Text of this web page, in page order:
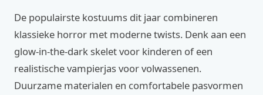
De populairste kostuums dit jaar combineren
klassieke horror met moderne twists. Denk aan een
glow-in-the-dark skelet voor kinderen of een
realistische vampierjas voor volwassenen.
Duurzame materialen en comfortabele pasvormen